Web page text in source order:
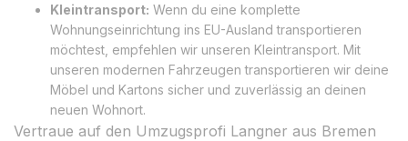
Kleintransport: Wenn du eine komplette
Wohnungseinrichtung ins EU-Ausland transportieren
möchtest, empfehlen wir unseren Kleintransport. Mit
unseren modernen Fahrzeugen transportieren wir deine
Möbel und Kartons sicher und zuverlässig an deinen
neuen Wohnort.
Vertraue auf den Umzugsprofi Langner aus Bremen